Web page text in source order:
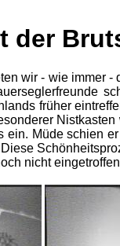
der
wir - wie immer
früher
Müde schien
nicht